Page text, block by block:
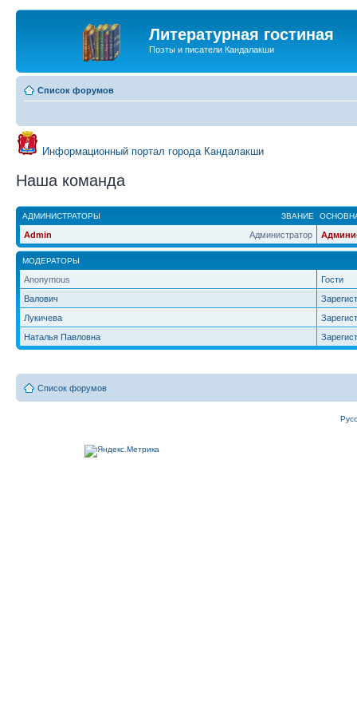
Литературная гостиная
Поэты и писатели Кандалакши
Список форумов
Информационный портал города Кандалакши
Наша команда
ЗВАНИЕ
АДМИНИСТРАТОРЫ
Администратор
Admin
МОДЕРАТОРЫ
Anonymous
Гости
Валович
Лукичева
Наталья Павловна
Список форумов